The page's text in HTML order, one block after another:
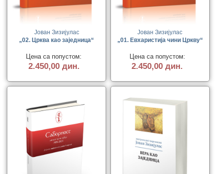
Јован Зизијулас
„02. Црква као заједница“
Цена са попустом:
2.450,00 дин.
Јован Зизијулас
„01. Евхаристија чини Цркву“
Цена са попустом:
2.450,00 дин.